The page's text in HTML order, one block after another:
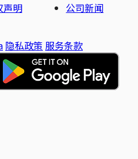
声明
公司新闻
隐私政策 服务条款